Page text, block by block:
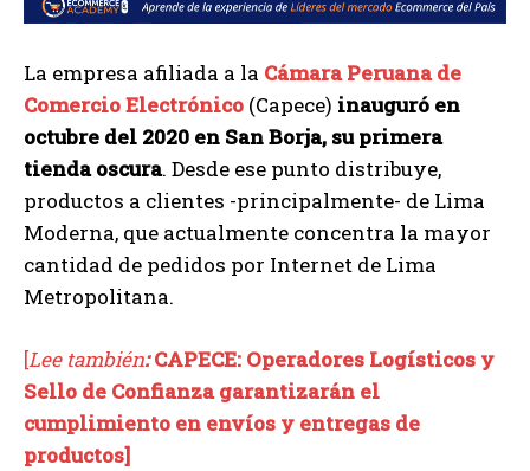
La empresa afiliada a la Cámara Peruana de
Comercio Electrónico (Capece) inauguró en
octubre del 2020 en San Borja, su primera
tienda oscura. Desde ese punto distribuye,
productos a clientes -principalmente- de Lima
Moderna, que actualmente concentra la mayor
cantidad de pedidos por Internet de Lima
Metropolitana.
[Lee también: CAPECE: Operadores Logísticos y
Sello de Confianza garantizarán el
cumplimiento en envíos y entregas de
productos]